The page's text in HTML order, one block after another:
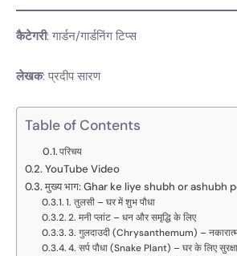
कैटेगरी: गार्डन/गार्डनिंग टिप्स
लेखक: प्रदीप सारण
Table of Contents
परिचय
YouTube Video
मुख्य भाग: Ghar ke liye shubh or ashubh
1. तुलसी – घर में शुभ पौधा
2. मनी प्लांट – धन और समृद्धि के लिए
3. गुलदाउदी (Chrysanthemum) –
4. सर्प पौधा (Snake Plant) – घर के लिए सुरक्षा